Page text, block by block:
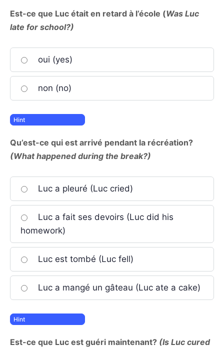
Est-ce que Luc était en retard à l’école (Was Luc
late for school?)
oui (yes)
non (no)
Qu’est-ce qui est arrivé pendant la récréation?
(What happened during the break?)
Luc a pleuré (Luc cried)
Luc a fait ses devoirs (Luc did his
homework)
Luc est tombé (Luc fell)
Luc a mangé un gâteau (Luc ate a cake)
Est-ce que Luc est guéri maintenant? (Is Luc cured